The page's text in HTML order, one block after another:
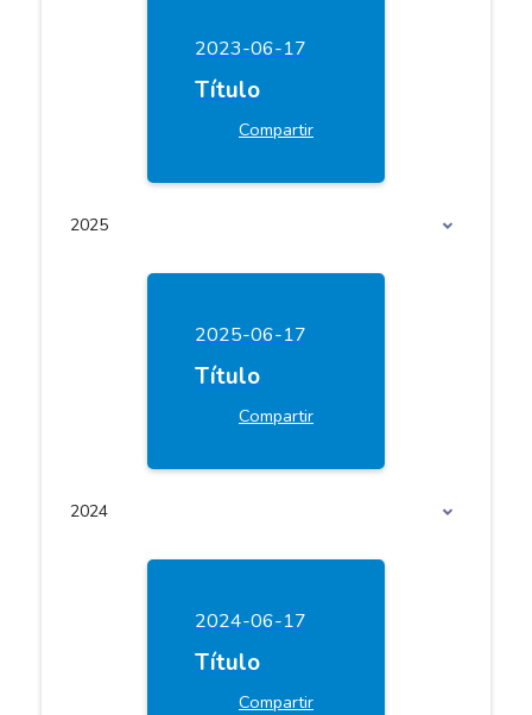
2023-06-17
Título
Compartir
2025
2025-06-17
Título
Compartir
2024
2024-06-17
Título
Compartir